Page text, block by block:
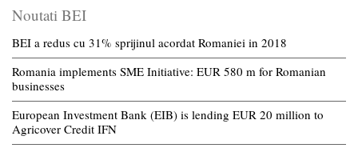
Noutati BEI
BEI a redus cu 31% sprijinul acordat Romaniei in 2018
Romania implements SME Initiative: EUR 580 m for Romanian
businesses
European Investment Bank (EIB) is lending EUR 20 million to
Agricover Credit IFN